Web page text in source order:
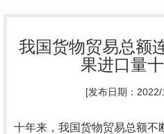
我国货物贸易总额
果进口量
[发布日期：
十年来，我国货物贸易总额不